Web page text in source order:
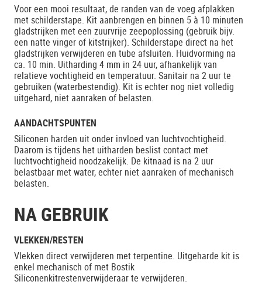
Voor een mooi resultaat, de randen van de voeg afplakken
met schilderstape. Kit aanbrengen en binnen 5 à 10 minuten
gladstrijken met een zuurvrije zeepoplossing (gebruik bijv.
een natte vinger of kitstrijker). Schilderstape direct na het
gladstrijken verwijderen en tube afsluiten. Huidvorming na
ca. 10 min. Uitharding 4 mm in 24 uur, afhankelijk van
relatieve vochtigheid en temperatuur. Sanitair na 2 uur te
gebruiken (waterbestendig). Kit is echter nog niet volledig
uitgehard, niet aanraken of belasten.
AANDACHTSPUNTEN
Siliconen harden uit onder invloed van luchtvochtigheid.
Daarom is tijdens het uitharden beslist contact met
luchtvochtigheid noodzakelijk. De kitnaad is na 2 uur
belastbaar met water, echter niet aanraken of mechanisch
belasten.
NA GEBRUIK
VLEKKEN/RESTEN
Vlekken direct verwijderen met terpentine. Uitgeharde kit is
enkel mechanisch of met Bostik
Siliconenkitrestenverwijderaar te verwijderen.